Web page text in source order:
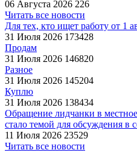
06 Августа 2026 226
Читать все новости
Для тех, кто ищет работу от 1
31 Июля 2026 173428
Продам
31 Июля 2026 146820
Разное
31 Июля 2026 145204
Куплю
31 Июля 2026 138434
Обращение лидчанки в
стало темой для обсуждения в
11 Июля 2026 23529
Читать все новости